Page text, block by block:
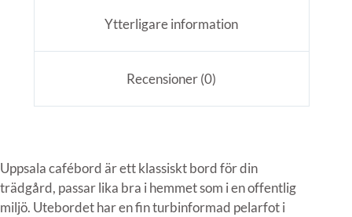
Ytterligare information
Recensioner (0)
Uppsala cafébord är ett klassiskt bord för din
trädgård, passar lika bra i hemmet som i en offentlig
miljö. Utebordet har en fin turbinformad pelarfot i